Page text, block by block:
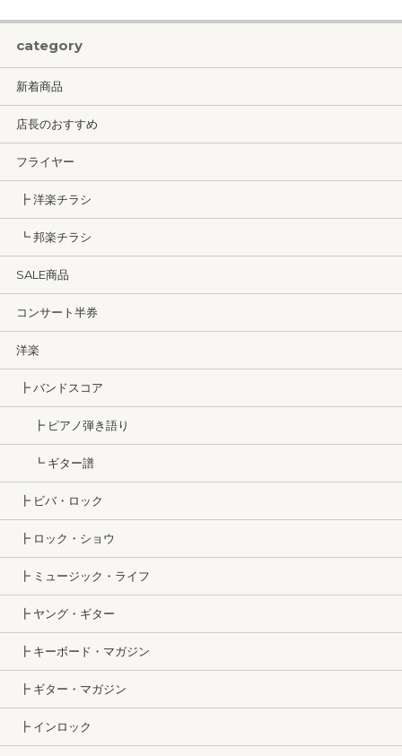
category
新着商品
店長のおすすめ
フライヤー
┣ 洋楽チラシ
┗ 邦楽チラシ
SALE商品
コンサート半券
洋楽
┣ バンドスコア
┣ ピアノ弾き語り
┗ ギター譜
┣ ビバ・ロック
┣ ロック・ショウ
┣ ミュージック・ライフ
┣ ヤング・ギター
┣ キーボード・マガジン
┣ ギター・マガジン
┣ インロック